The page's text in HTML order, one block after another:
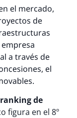
el mercado,
de
a través de
el
de
figura en el 8º